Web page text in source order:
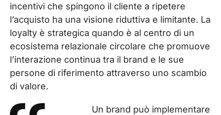
incentivi che spingono il cliente a ripetere
l’acquisto ha una visione riduttiva e limitante. La
loyalty è strategica quando è al centro di un
ecosistema relazionale circolare che promuove
l’interazione continua tra il brand e le sue
persone di riferimento attraverso uno scambio
di valore.
Un brand può implementare